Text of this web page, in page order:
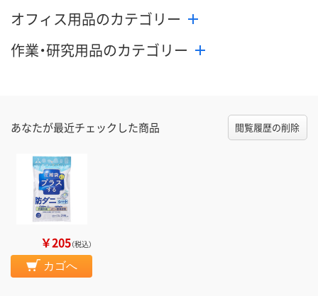
オフィス用品のカテゴリー
作業・研究用品のカテゴリー
あなたが最近チェックした商品 閲覧履歴の削除
￥205（税込）
カゴへ